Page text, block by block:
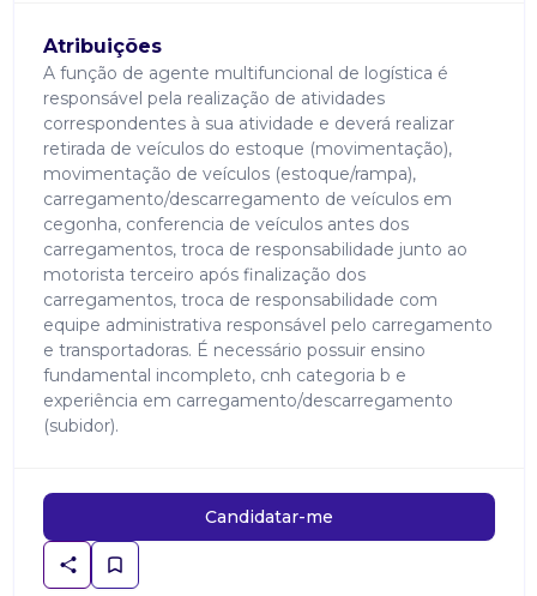
Atribuições
A função de agente multifuncional de logística é
responsável pela realização de atividades
correspondentes à sua atividade e deverá realizar
retirada de veículos do estoque (movimentação),
movimentação de veículos (estoque/rampa),
carregamento/descarregamento de veículos em
cegonha, conferencia de veículos antes dos
carregamentos, troca de responsabilidade junto ao
motorista terceiro após finalização dos
carregamentos, troca de responsabilidade com
equipe administrativa responsável pelo carregamento
e transportadoras. É necessário possuir ensino
fundamental incompleto, cnh categoria b e
experiência em carregamento/descarregamento
(subidor).
Candidatar-me